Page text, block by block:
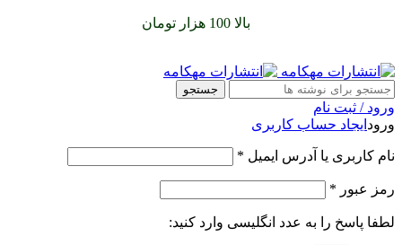
بالا 100 هزار تومان
جستجو
ورود / ثبت نام
ورود ایجاد حساب کاربری
نام کاربری یا آدرس ایمیل *
رمز عبور *
لطفا پاسخ را به عدد انگلیسی وارد کنید: